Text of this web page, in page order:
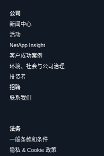
公司
新闻中心
活动
NetApp Insight
客户成功案例
环境、社会与公司治理
投资者
招聘
联系我们
法务
一般条款和条件
隐私 & Cookie 政策